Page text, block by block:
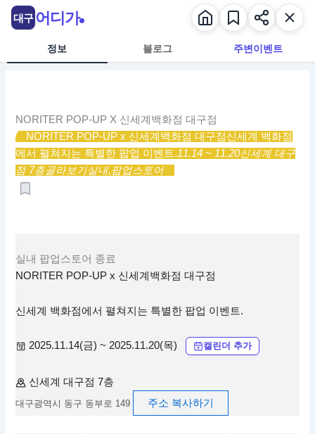
정보 블로그 주변이벤트
NORITER POP-UP X 신세계백화점 대구점
NORITER POP-UP x 신세계백화점 대구점신세계 백화점
에서 펼쳐지는 특별한 팝업 이벤트.11.14 ~ 11.20신세계 대구
점 7층골라보기실내,팝업스토어
실내 팝업스토어 종료
NORITER POP-UP x 신세계백화점 대구점
신세계 백화점에서 펼쳐지는 특별한 팝업 이벤트.
2025.11.14(금) ~ 2025.11.20(목) 캘린더 추가
신세계 대구점 7층
대구광역시 동구 동부로 149 주소 복사하기
대구 어디가